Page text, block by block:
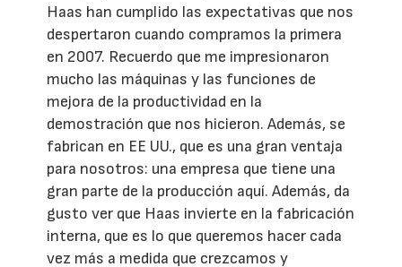
Haas han cumplido las expectativas que nos
despertaron cuando compramos la primera
en 2007. Recuerdo que me impresionaron
mucho las máquinas y las funciones de
mejora de la productividad en la
demostración que nos hicieron. Además, se
fabrican en EE UU., que es una gran ventaja
para nosotros: una empresa que tiene una
gran parte de la producción aquí. Además, da
gusto ver que Haas invierte en la fabricación
interna, que es lo que queremos hacer cada
vez más a medida que crezcamos y